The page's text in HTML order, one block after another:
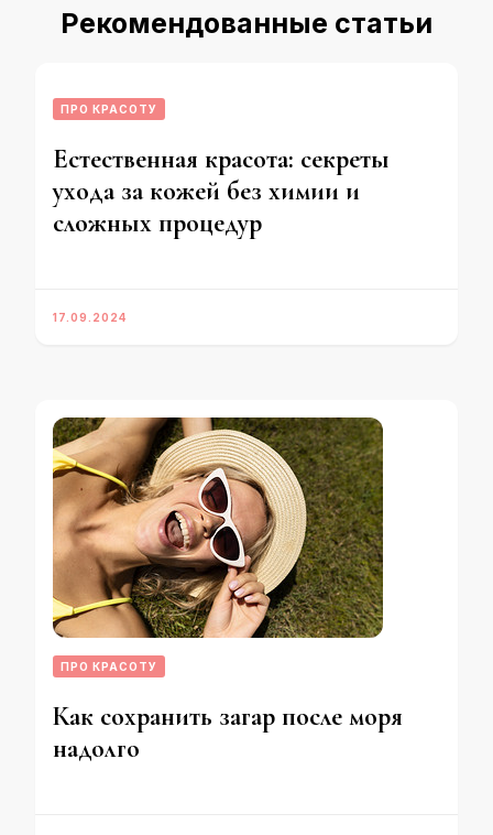
Рекомендованные статьи
ПРО КРАСОТУ
Естественная красота: секреты
ухода за кожей без химии и
сложных процедур
17.09.2024
ПРО КРАСОТУ
Как сохранить загар после моря
надолго